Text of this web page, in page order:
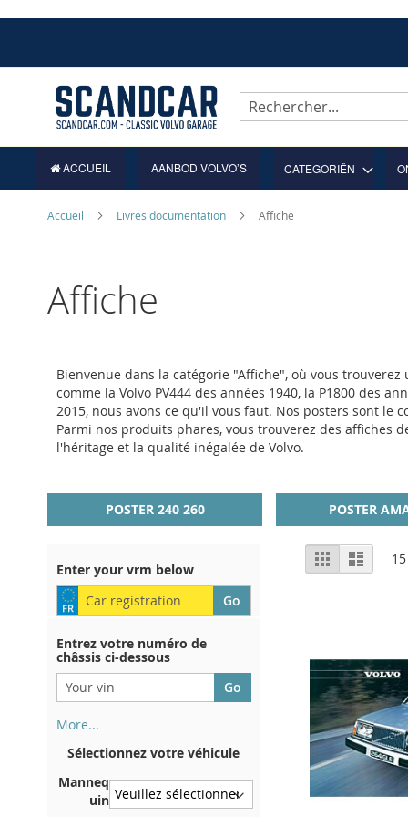
contenu
Rechercher
ACCUEIL AANBOD VOLVO’S CATEGORIËN
Accueil Livres documentation Affiche
Affiche
Bienvenue dans la catégorie "Affiche", où vous
comme la Volvo PV444 des années 1940, la P1800 des
2015, nous avons ce qu'il vous faut. Nos posters sont
Parmi nos produits phares, vous trouverez des affiches
l'héritage et la qualité inégalée de Volvo.
POSTER 240 260 POSTER
Afficher
en
GrilleListe 15
Enter your vrm below
Entrez votre numéro de
châssis ci-dessous
More...
au dos de votre certificat
d'immatriculation. Et aussi
dans la voiture
Sélectionnez votre véhicule
Manneq
uin